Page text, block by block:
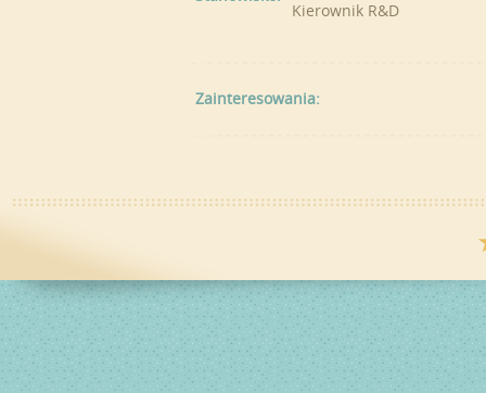
Kierownik R&D
Zainteresowania: